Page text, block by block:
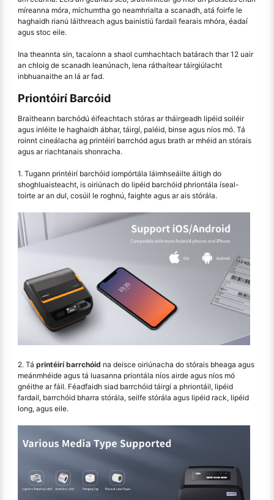
míreanna móra, míchumtha go neamhrialta a scanadh, atá foirfe le
haghaidh rianú láithreach agus bainistiú fardail fearais mhóra, éadaí
agus stoc eile.
Ina theannta sin, tacaíonn a shaol cumhachtach batárach thar 12 uair
an chloig de scanadh leanúnach, lena ráthaítear táirgiúlacht
inbhuanaithe an lá ar fad.
Priontóirí Barcóid
Braitheann barchódú éifeachtach stóras ar tháirgeadh lipéid soiléir
agus inléite le haghaidh ábhar, táirgí, paléid, binse agus níos mó. Tá
roinnt cineálacha ag printéirí barrchód agus brath ar mhéid an stórais
agus ar riachtanais shonracha.
1. Tugann printéirí barchóid iompórtála láimhseáilte áitigh do
shoghluaisteacht, is oiriúnach do lipéid barchóid phriontála íseal-
toirte ar an dul, cosúil le roghnú, faighte agus ar ais stórála.
2. Tá printéirí barrchóid na deisce oiriúnacha do stórais bheaga agus
meánmhéide agus tá luasanna priontála níos airde agus níos mó
gnéithe ar fáil. Féadfaidh siad barrchóid táirgí a phriontáil, lipéid
fardail, barrchóid bharra stórála, seilfe stórála agus lipéid rack, lipéid
long, agus eile.